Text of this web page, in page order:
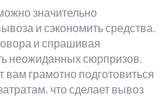
значительно
и сэкономить средства.
и спрашивая
неожиданных сюрпризов.
грамотно подготовиться
что сделает вывоз